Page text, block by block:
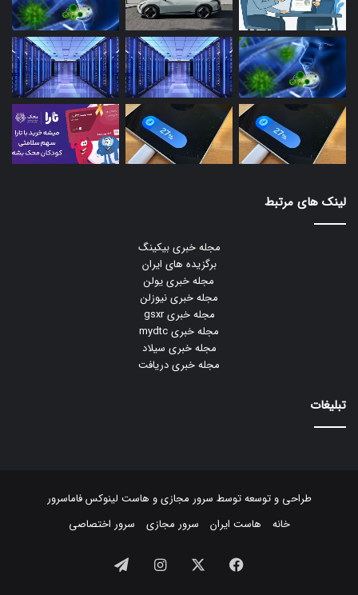
لینک های مرتبط
مجله خبری بیکینگ
برگزیده های ایران
مجله خبری یولن
مجله خبری نیوزلن
مجله خبری gsxr
مجله خبری mydtc
مجله خبری سیلاد
مجله خبری دریافت
تبلیغات
طراحی و توسعه توسط سرور مجازیو هاست لینوکسفاماسرور
خانه
هاست ایران سرور مجازی سرور اختصاصی
فیسبوک ایکس اینستاگرام